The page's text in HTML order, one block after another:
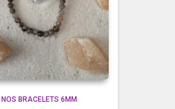
NOS BRACELETS 6MM